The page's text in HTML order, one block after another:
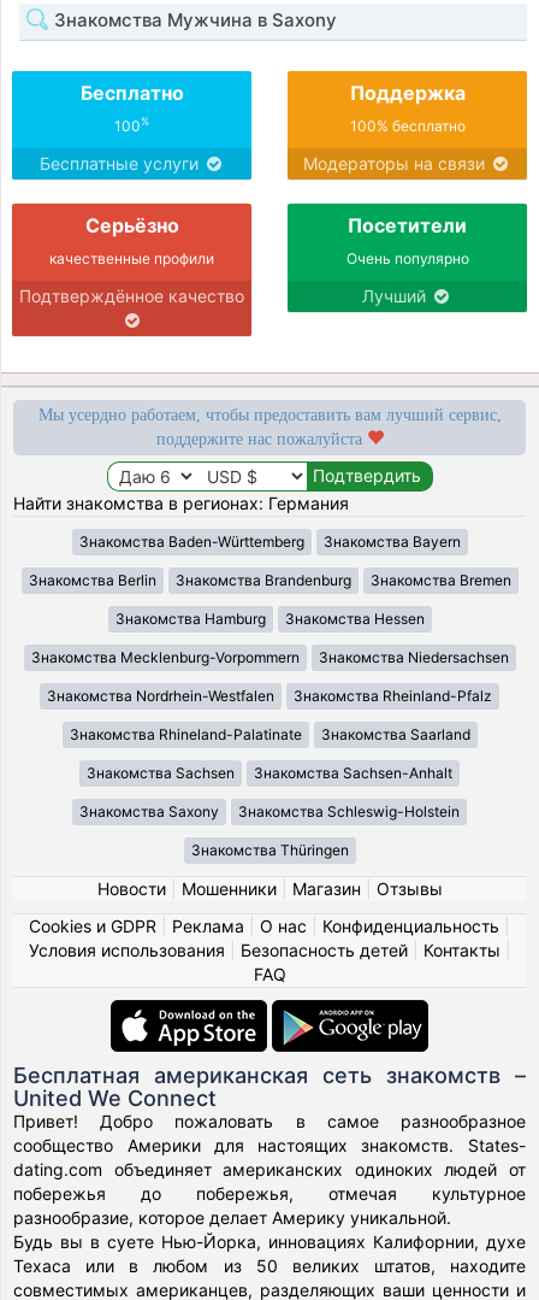
Знакомства Мужчина в Saxony
Бесплатно
100%
Бесплатные услуги
Поддержка
100% бесплатно
Модераторы на связи
Серьёзно
качественные профили
Подтверждённое качество
Посетители
Очень популярно
Лучший
Мы усердно работаем, чтобы предоставить вам лучший сервис,
поддержите нас пожалуйста
Найти знакомства в регионах: Германия
Знакомства Baden-Württemberg Знакомства Bayern
Знакомства Berlin Знакомства Brandenburg Знакомства Bremen
Знакомства Hamburg Знакомства Hessen
Знакомства Mecklenburg-Vorpommern Знакомства Niedersachsen
Знакомства Nordrhein-Westfalen Знакомства Rheinland-Pfalz
Знакомства Rhineland-Palatinate Знакомства Saarland
Знакомства Sachsen Знакомства Sachsen-Anhalt
Знакомства Saxony Знакомства Schleswig-Holstein
Знакомства Thüringen
Новости| Мошенники| Магазин
Отзывы
Cookies и GDPR
Реклама О нас Конфиденциальность
Условия использования
Безопасность детей| Контакты
FAQ
Бесплатная американская сеть знакомств –
United We Connect
Привет! Добро пожаловать в самое разнообразное
сообщество Америки для настоящих знакомств. States-
dating.com объединяет американских одиноких людей от
побережья до побережья, отмечая культурное
разнообразие, которое делает Америку уникальной.
Будь вы в суете Нью-Йорка, инновациях Калифорнии, духе
Техаса или в любом из 50 великих штатов, находите
совместимых американцев, разделяющих ваши ценности и